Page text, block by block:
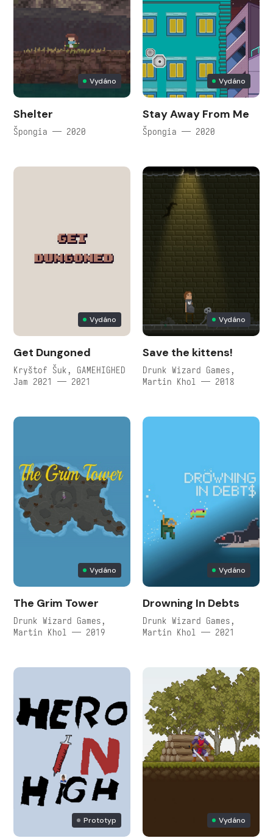
Vydáno
Shelter
Špongia — 2020
Vydáno
Stay Away From Me
Špongia — 2020
Vydáno
Get Dungoned
Kryštof Šuk, GAMEHIGHED
Jam 2021 — 2021
Vydáno
Save the kittens!
Drunk Wizard Games,
Martin Khol — 2018
Vydáno
The Grim Tower
Drunk Wizard Games,
Martin Khol — 2019
Vydáno
Drowning In Debts
Drunk Wizard Games,
Martin Khol — 2021
Prototyp Vydáno